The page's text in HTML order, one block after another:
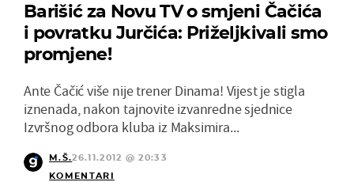
Barišić za Novu TV o smjeni Čačića
i povratku Jurčića: Priželjkivali smo
promjene!
Ante Čačić više nije trener Dinama! Vijest je stigla
iznenada, nakon tajnovite izvanredne sjednice
Izvršnog odbora kluba iz Maksimira...
M.Š.26.11.2012 @ 20:33
KOMENTARI